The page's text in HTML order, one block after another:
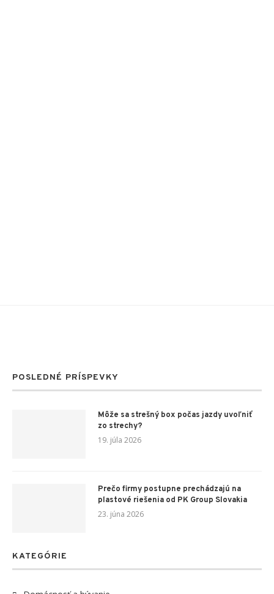
POSLEDNÉ PRÍSPEVKY
Môže sa strešný box počas jazdy uvoľniť
zo strechy?
19. júla 2026
Prečo firmy postupne prechádzajú na
plastové riešenia od PK Group Slovakia
23. júna 2026
KATEGÓRIE